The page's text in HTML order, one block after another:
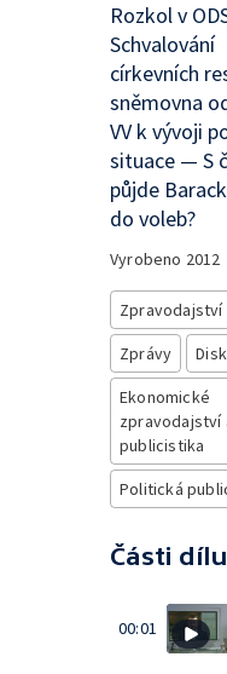
Rozkol v
Schvalování
církevních
sněmovna
VV k vývoji
situace — S
půjde
do voleb?
Vyrobeno 2012
Zpravodajství
Zprávy
Ekonomické
zpravodajství
publicistika
Politická
Části dílu
00:01